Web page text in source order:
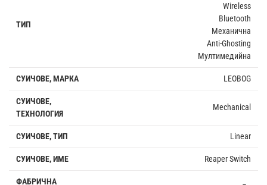
ТИП
Wireless
Bluetooth
Механична
Anti-Ghosting
Мултимедийна
СУИЧОВЕ, МАРКА LEOBOG
СУИЧОВЕ,
ТЕХНОЛОГИЯ
Mechanical
СУИЧОВЕ, ТИП Linear
СУИЧОВЕ, ИМЕ Reaper Switch
ФАБРИЧНА